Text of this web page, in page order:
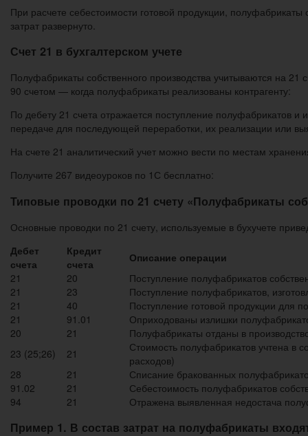
При расчете себестоимости готовой продукции,
затрат развернуто.
Счет 21 в бухгалтерском учете
Полуфабрикаты собственного производства учитываются на
90 счетом — когда полуфабрикаты реализованы контрагенту:
По дебету 21 счета отражается поступление полуфабрикатов
передаче для последующей переработки, их реализации или
На счете 21 аналитический учет можно вести по местам
Получите 267 видеоуроков по 1С бесплатно:
Типовые проводки по 21 счету «Полуфабрикаты
Основные проводки по 21 счету, используемые в бухучете
Дебет
счета
Кредит
счета
Описание операции
21
20
Поступление полуфабрикатов
21
23
Поступление полуфабрикатов,
21
40
Поступление готовой продукции для
21
91.01
Оприходованы излишки
20
21
Полуфабрикаты отданы в
23 (25;26)
21
Стоимость полуфабрикатов учтена в
расходов)
28
21
Списание бракованных
91.02
21
Себестоимость полуфабрикатов
94
21 Отражена выявленная недостача
Пример 1. В состав затрат на полуфабрикаты